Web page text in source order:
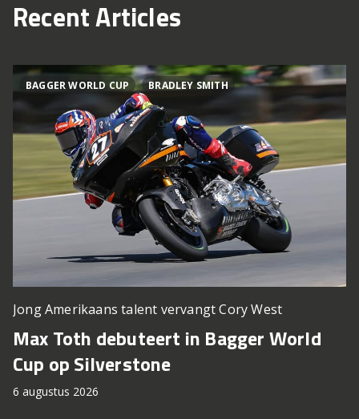
Recent Articles
BAGGER WORLD CUP BRADLEY SMITH
Jong Amerikaans talent vervangt Cory West
Max Toth debuteert in Bagger World
Cup op Silverstone
6 augustus 2026